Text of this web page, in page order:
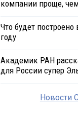
компании проще,
Что будет
году
Академик РАН
для России супер
Новости